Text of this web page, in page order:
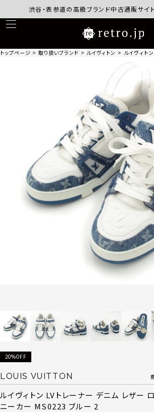
渋谷・表参道の高級ブランド中古通販サイト
トップページ 取り扱いブランド ルイヴィトン ルイヴィト
20%OFF
LOUIS VUITTON
ルイヴィトン LVトレーナー デニム レザー
ニーカー MS0223 ブルー 2